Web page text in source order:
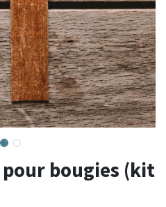
pour bougies (kit